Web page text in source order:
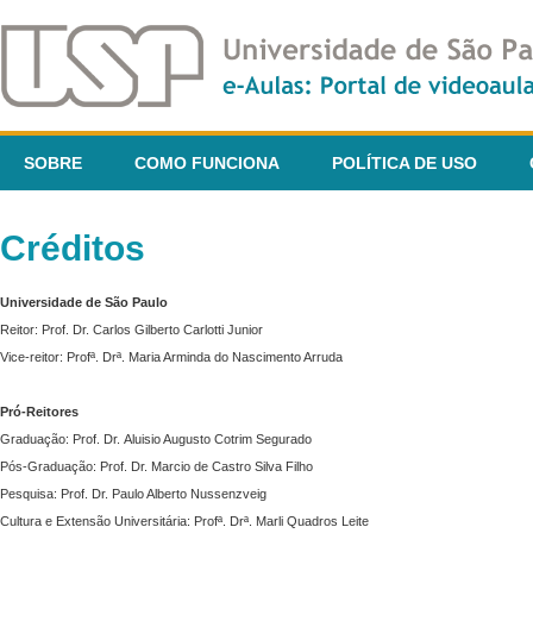
SOBRE COMO FUNCIONA POLÍTICA DE USO
Créditos
Universidade de São Paulo
Reitor: Prof. Dr. Carlos Gilberto Carlotti Junior
Vice-reitor: Profª. Drª. Maria Arminda do Nascimento Arruda
Pró-Reitores
Graduação: Prof. Dr. Aluisio Augusto Cotrim Segurado
Pós-Graduação: Prof. Dr. Marcio de Castro Silva Filho
Pesquisa: Prof. Dr. Paulo Alberto Nussenzveig
Cultura e Extensão Universitária: Profª. Drª. Marli Quadros Leite